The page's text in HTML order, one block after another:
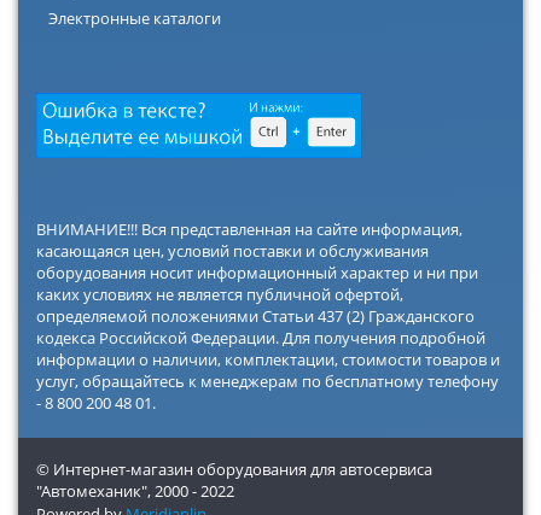
Электронные каталоги
ВНИМАНИЕ!!! Вся представленная на сайте информация,
касающаяся цен, условий поставки и обслуживания
оборудования носит информационный характер и ни при
каких условиях не является публичной офертой,
определяемой положениями Статьи 437 (2) Гражданского
кодекса Российской Федерации. Для получения подробной
информации о наличии, комплектации, стоимости товаров и
услуг, обращайтесь к менеджерам по бесплатному телефону
- 8 800 200 48 01.
© Интернет-магазин оборудования для автосервиса
"Автомеханик",2000 - 2022